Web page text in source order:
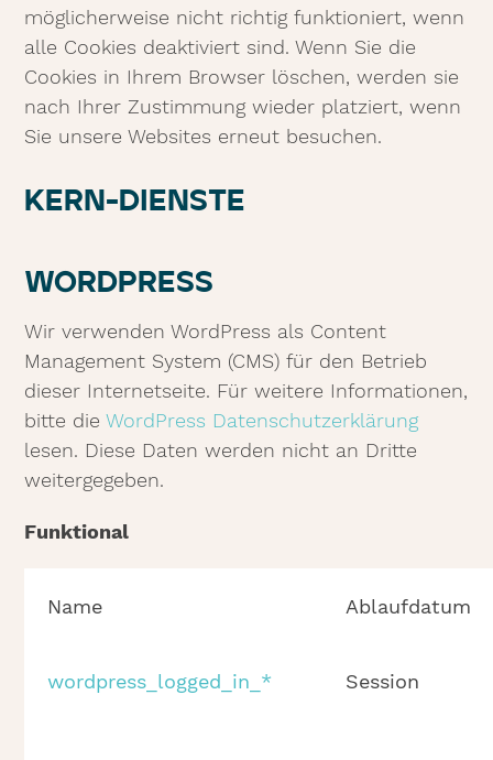
möglicherweise nicht richtig funktioniert, wenn
alle Cookies deaktiviert sind. Wenn Sie die
Cookies in Ihrem Browser löschen, werden sie
nach Ihrer Zustimmung wieder platziert, wenn
Sie unsere Websites erneut besuchen.
KERN-DIENSTE
WORDPRESS
Wir verwenden WordPress als Content
Management System (CMS) für den Betrieb
dieser Internetseite. Für weitere Informationen,
bitte dieWordPress Datenschutzerklärung
lesen. Diese Daten werden nicht an Dritte
weitergegeben.
Funktional
Name Ablaufdatum
wordpress_logged_in_* Session